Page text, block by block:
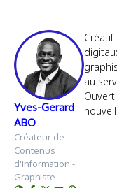
Yves-Gerard
ABO
Créateur de
Contenus
d'Information -
Graphiste
au